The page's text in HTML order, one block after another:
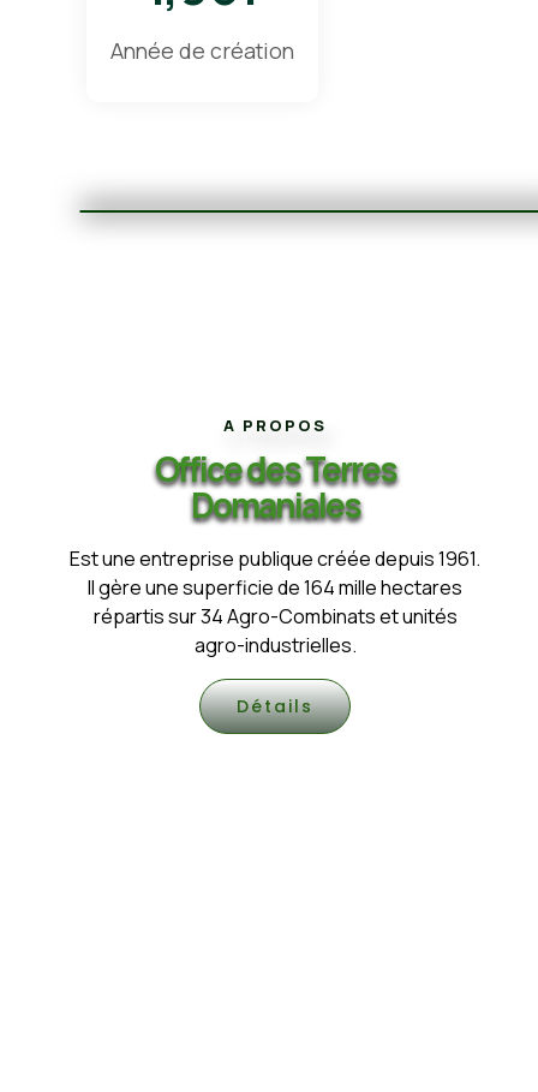
Année de création
A PROPOS
Office des Terres
Domaniales
Est une entreprise publique créée depuis 1961.
Il gère une superficie de 164 mille hectares
répartis sur 34 Agro-Combinats et unités
agro-industrielles.
Détails